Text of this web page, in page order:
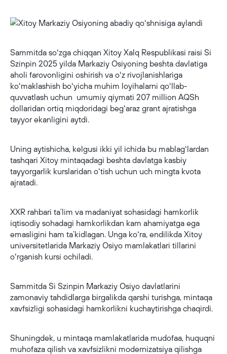
Sammitda soʻzga chiqqan Xitoy Xalq Respublikasi raisi Si
Szinpin 2025 yilda Markaziy Osiyoning beshta davlatiga
aholi farovonligini oshirish va oʻz rivojlanishlariga
koʻmaklashish boʻyicha muhim loyihalarni qoʻllab-
quvvatlash uchun umumiy qiymati 207 million AQSh
dollaridan ortiq miqdoridagi begʻaraz grant ajratishga
tayyor ekanligini aytdi.
Uning aytishicha, kelgusi ikki yil ichida bu mablagʻlardan
tashqari Xitoy mintaqadagi beshta davlatga kasbiy
tayyorgarlik kurslaridan oʻtish uchun uch mingta kvota
ajratadi.
XXR rahbari taʼlim va madaniyat sohasidagi hamkorlik
iqtisodiy sohadagi hamkorlikdan kam ahamiyatga ega
emasligini ham taʼkidlagan. Unga koʻra, endilikda Xitoy
universitetlarida Markaziy Osiyo mamlakatlari tillarini
oʻrganish kursi ochiladi.
Sammitda Si Szinpin Markaziy Osiyo davlatlarini
zamonaviy tahdidlarga birgalikda qarshi turishga, mintaqa
xavfsizligi sohasidagi hamkorlikni kuchaytirishga chaqirdi.
Shuningdek, u mintaqa mamlakatlarida mudofaa, huquqni
muhofaza qilish va xavfsizlikni modernizatsiya qilishga